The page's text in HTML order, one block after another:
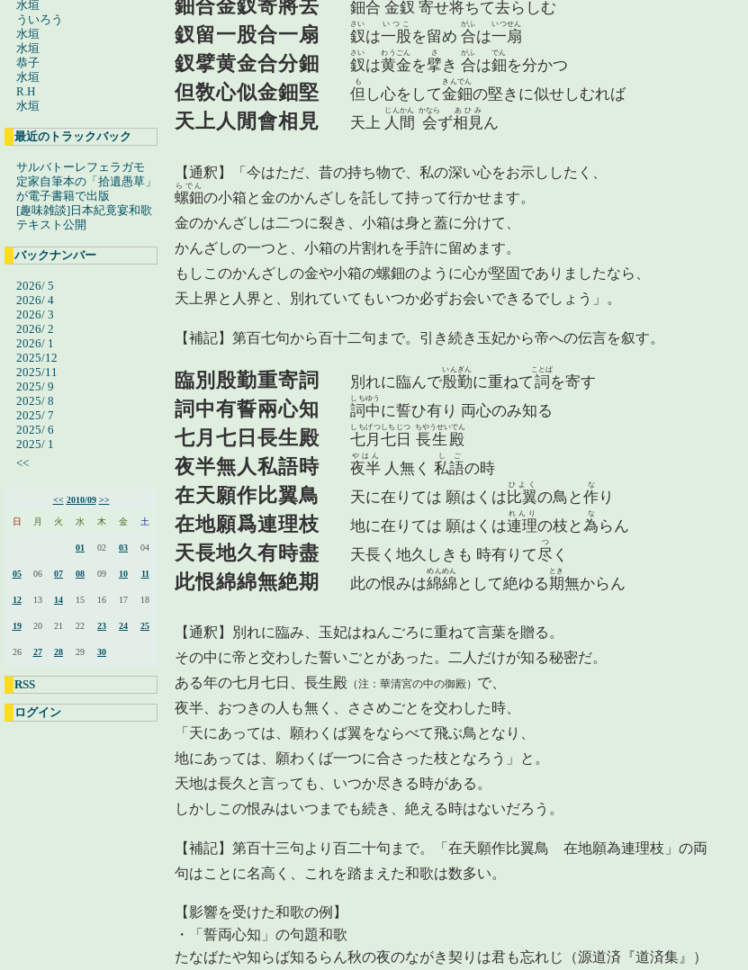
水垣
ういろう
水垣
水垣
恭子
水垣
R.H
水垣
最近のトラックバック
サルバトーレフェラガモ
定家自筆本の「拾遺愚草」
が電子書籍で出版
[趣味雑談]日本紀竟宴和歌
テキスト公開
バックナンバー
2026/ 5
2026/ 4
2026/ 3
2026/ 2
2026/ 1
2025/12
2025/11
2025/ 9
2025/ 8
2025/ 7
2025/ 6
2025/ 1
<<
<< 2010/09 >>
日 月 火 水 木 金 土
01 02 03 04
05 06 07 08 09 10 11
12 13 14 15 16 17 18
19 20 21 22 23 24 25
26 27 28 29 30
RSS
ログイン
鈿合金釵寄將去 鈿合 金釵 寄せ将ちて去らしむ
釵留一股合一扇 釵
さい
は一股
いつこ
を留め 合
がふ
は一扇
いつせん
釵擘黄金合分鈿 釵
さい
は黄金
わうごん
を擘
さ
き 合
がふ
は鈿
でん
を分かつ
但敎心似金鈿堅 但
も
し心をして金鈿
きんでん
の堅きに似せしむれば
天上人閒會相見 天上 人間
じんかん
会
かなら
ず相見
あひみ
ん
【通釈】「今はただ、昔の持ち物で、私の深い心をお示ししたく、
螺鈿
らでん
の小箱と金のかんざしを託して持って行かせます。
金のかんざしは二つに裂き、小箱は身と蓋に分けて、
かんざしの一つと、小箱の片割れを手許に留めます。
もしこのかんざしの金や小箱の螺鈿のように心が堅固でありましたなら、
天上界と人界と、別れていてもいつか必ずお会いできるでしょう」。
【補記】第百七句から百十二句まで。引き続き玉妃から帝への伝言を叙す。
臨別殷勤重寄詞 別れに臨んで殷勤
いんぎん
に重ねて詞
ことば
を寄す
詞中有誓兩心知 詞中
しちゆう
に誓ひ有り 両心のみ知る
七月七日長生殿 七月七日
しちげつしちじつ
長生殿
ちやうせいでん
夜半無人私語時 夜半
やはん
人無く 私語
しご
の時
在天願作比翼鳥 天に在りては 願はくは比翼
ひよく
の鳥と作
な
り
在地願爲連理枝 地に在りては 願はくは連理
れんり
の枝と為
な
らん
天長地久有時盡 天長く地久しきも 時有りて尽
つ
く
此恨綿綿無絶期 此の恨みは綿綿
めんめん
として絶ゆる期
とき
無からん
【通釈】別れに臨み、玉妃はねんごろに重ねて言葉を贈る。
その中に帝と交わした誓いごとがあった。二人だけが知る秘密だ。
ある年の七月七日、長生殿 （注：華清宮の中の御殿） で、
夜半、おつきの人も無く、ささめごとを交わした時、
「天にあっては、願わくば翼をならべて飛ぶ鳥となり、
地にあっては、願わくば一つに合さった枝となろう」と。
天地は長久と言っても、いつか尽きる時がある。
しかしこの恨みはいつまでも続き、絶える時はないだろう。
【補記】第百十三句より百二十句まで。「在天願作比翼鳥 在地願為連理枝」の両
句はことに名高く、これを踏まえた和歌は数多い。
【影響を受けた和歌の例】
・「誓両心知」の句題和歌
たなばたや知らば知るらん秋の夜のながき契りは君も忘れじ（源道済『道済集』）